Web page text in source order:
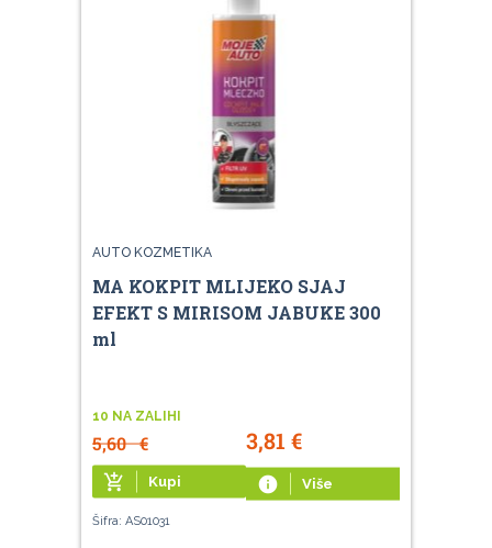
AUTO KOZMETIKA
MA KOKPIT MLIJEKO SJAJ
EFEKT S MIRISOM JABUKE 300
ml
10 NA ZALIHI
5,60€ 3,81 €
add_shopping_cart Kupi info Više
Šifra: AS01031